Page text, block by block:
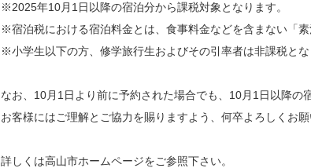
※2025年10月1日以降の宿泊分から課税対象となります。
※宿泊税における宿泊料金とは、食事料金などを含まない「素
※小学生以下の方、修学旅行生およびその引率者は非課税とな
なお、10月1日より前に予約された場合でも、10月1日以降の
お客様にはご理解とご協力を賜りますよう、何卒よろしくお願
詳しくは高山市ホームページをご参照下さい。